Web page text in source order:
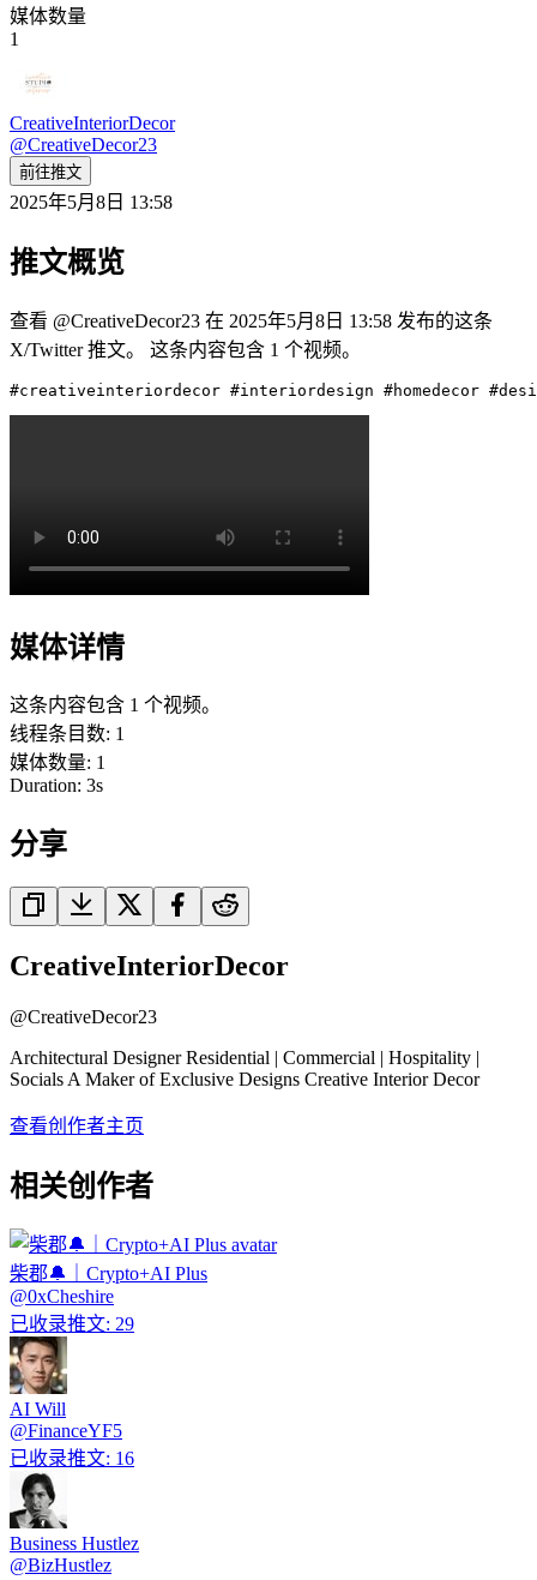
媒体数量
1
CreativeInteriorDecor
@CreativeDecor23
前往推文
2025年5月8日 13:58
推文概览
查看 @CreativeDecor23 在 2025年5月8日 13:58 发布的这条
X/Twitter 推文。 这条内容包含 1 个视频。
#creativeinteriordecor #interiordesign #homedecor
媒体详情
这条内容包含 1 个视频。
线程条目数: 1
媒体数量: 1
Duration: 3s
分享
CreativeInteriorDecor
@CreativeDecor23
Architectural Designer Residential | Commercial | Hospitality |
Socials A Maker of Exclusive Designs Creative Interior Decor
查看创作者主页
相关创作者
柴郡🔔｜Crypto+AI Plus
@0xCheshire
已收录推文: 29
AI Will
@FinanceYF5
已收录推文: 16
Business Hustlez
@BizHustlez